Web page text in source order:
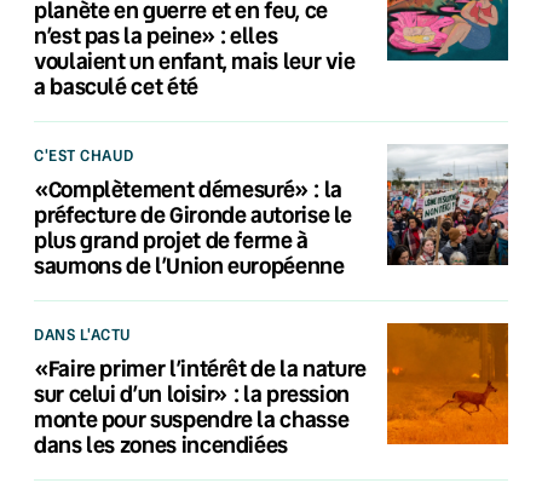
planète en guerre et en feu, ce
n’est pas la peine» : elles
voulaient un enfant, mais leur vie
a basculé cet été
C'EST CHAUD
«Complètement démesuré» : la
préfecture de Gironde autorise le
plus grand projet de ferme à
saumons de l’Union européenne
DANS L'ACTU
«Faire primer l’intérêt de la nature
sur celui d’un loisir» : la pression
monte pour suspendre la chasse
dans les zones incendiées